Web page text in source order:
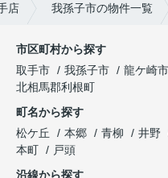
店 我孫子市の物件一覧
市区町村から探す
取手市
我孫子市 龍ケ崎市
北相馬郡利根町
町名から探す
松ケ丘
本郷 青柳 井野
本町
戸頭
沿線から探す